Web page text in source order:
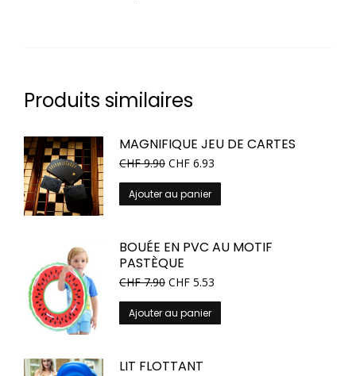
Produits similaires
MAGNIFIQUE JEU DE CARTES
CHF9.90 CHF 6.93
Ajouter au panier
BOUÉE EN PVC AU MOTIF
PASTÈQUE
CHF7.90 CHF 5.53
Ajouter au panier
LIT FLOTTANT